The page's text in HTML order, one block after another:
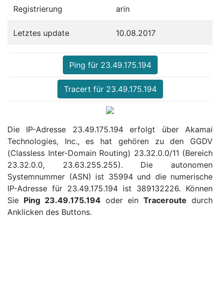
Registrierung arin
Letztes update 10.08.2017
Ping für 23.49.175.194
Tracert für 23.49.175.194
Die IP-Adresse 23.49.175.194 erfolgt über Akamai
Technologies, Inc., es hat gehören zu den GGDV
(Classless Inter-Domain Routing) 23.32.0.0/11 (Bereich
23.32.0.0, 23.63.255.255). Die autonomen
Systemnummer (ASN) ist 35994 und die numerische
IP-Adresse für 23.49.175.194 ist 389132226. Können
Sie Ping 23.49.175.194 oder ein Traceroute durch
Anklicken des Buttons.